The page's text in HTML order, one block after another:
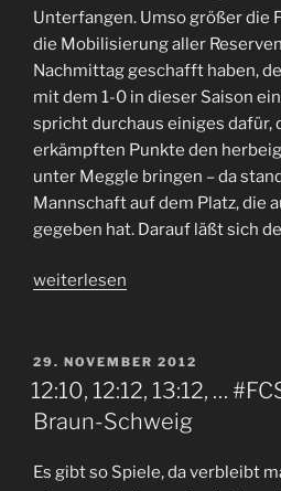
Unterfangen. Umso größer die
die Mobilisierung aller
Nachmittag geschafft haben,
mit dem 1-0 in dieser Saison
spricht durchaus einiges dafür,
erkämpften Punkte den
unter Meggle bringen – da
Mannschaft auf dem Platz, die
gegeben hat. Darauf läßt sich
„Mit
zur
Wand
auf
neuen
weiterlesen
VERÖFFENTLICHT
AM
29. NOVEMBER 2012
12:10, 12:12, 13:12, …
Braun-Schweig
Es gibt so Spiele, da verbleibt